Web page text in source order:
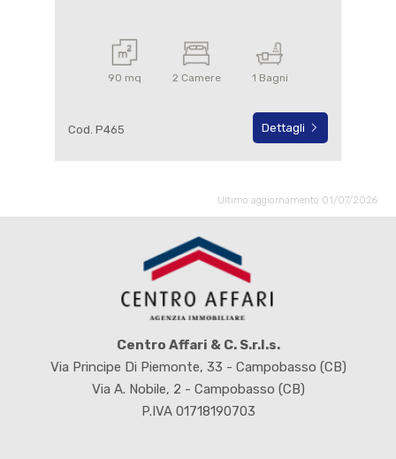
90 mq 2 Camere 1 Bagni
Cod. P465 Dettagli
Ultimo aggiornamento 01/07/2026
Centro Affari & C. S.r.l.s.
Via Principe Di Piemonte, 33 - Campobasso (CB)
Via A. Nobile, 2 - Campobasso (CB)
P.IVA 01718190703